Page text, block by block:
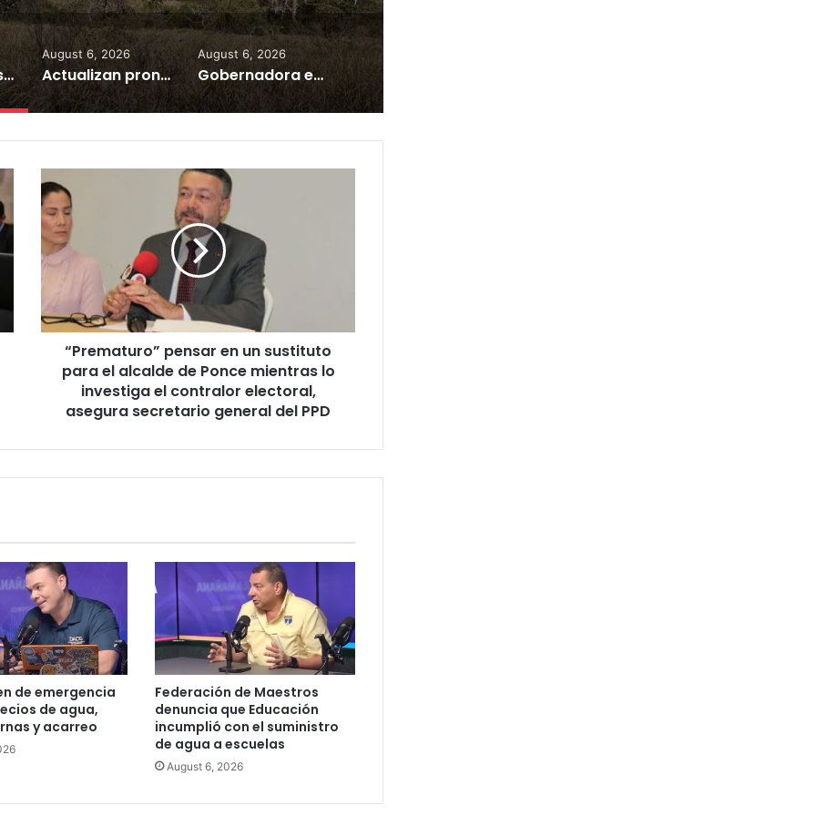
Municipios del sur entran en una fase de sequía extrema
August 6, 2026
Actualizan pronóstico para la temporada de huracanes
August 6, 2026
Gobernadora envía al Senado nombramiento de la designada secretaria de Corrección
pensar
en
un
sustituto
para
alcalde
de
Ponce
mientras
investiga
asegura
del
PPD
“Prematuro” pensar en un sustituto
para el alcalde de Ponce mientras lo
investiga el contralor electoral,
asegura secretario general del PPD
de emergencia
de agua,
y acarreo
Federación de Maestros
denuncia que Educación
incumplió con el suministro
de agua a escuelas
August 6, 2026